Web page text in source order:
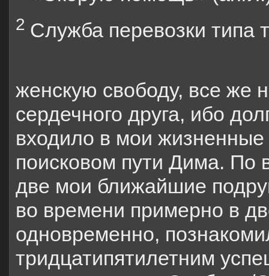
2 Служба перевозки типа
женскую свободу, все же
сердечного друга, ибо
входило в мои
поисковом пути Дима. По
две мои ближайшие
во времени примерно в
одновременно,
тридцатипятилетним